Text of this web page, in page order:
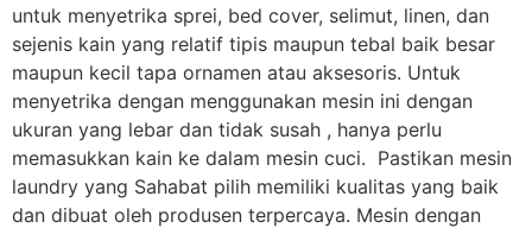
untuk menyetrika sprei, bed cover, selimut, linen, dan
sejenis kain yang relatif tipis maupun tebal baik besar
maupun kecil tapa ornamen atau aksesoris. Untuk
menyetrika dengan menggunakan mesin ini dengan
ukuran yang lebar dan tidak susah , hanya perlu
memasukkan kain ke dalam mesin cuci. Pastikan mesin
laundry yang Sahabat pilih memiliki kualitas yang baik
dan dibuat oleh produsen terpercaya. Mesin dengan